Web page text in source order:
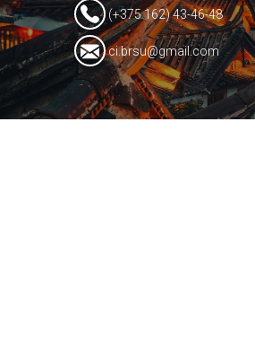
(+375 162) 43-46-48
ci.brsu@gmail.com